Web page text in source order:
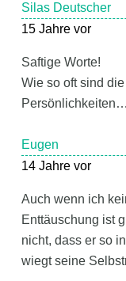
Silas Deutscher
15 Jahre vor
Saftige Worte!
Wie so oft sind
Persönlichkeiten…
Eugen
14 Jahre vor
Auch wenn ich
Enttäuschung ist
nicht, dass er so
wiegt seine